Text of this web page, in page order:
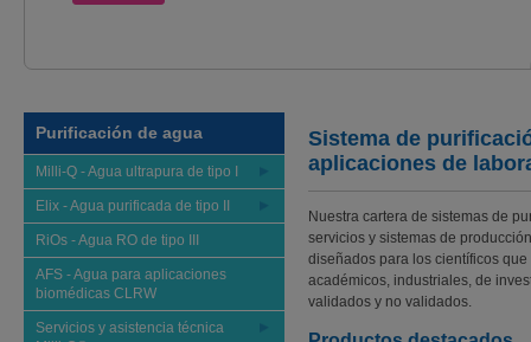
Purificación de agua
Milli-Q - Agua ultrapura de tipo I
Elix - Agua purificada de tipo II
RiOs - Agua RO de tipo III
AFS - Agua para aplicaciones
biomédicas CLRW
Servicios y asistencia técnica
Sistema de
aplicaciones de
Nuestra cartera de sistemas de
servicios y sistemas de
diseñados para los científicos
académicos, industriales, de
validados y no validados.